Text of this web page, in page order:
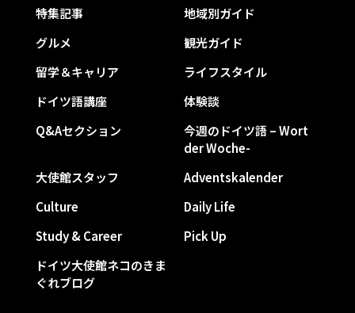
特集記事
地域別ガイド
グルメ
観光ガイド
留学＆キャリア
ライフスタイル
ドイツ語講座
体験談
Q&Aセクション
今週のドイツ語 – Wort
der Woche-
大使館スタッフ
Adventskalender
Culture
Daily Life
Study & Career
Pick Up
ドイツ大使館ネコのきま
ぐれブログ